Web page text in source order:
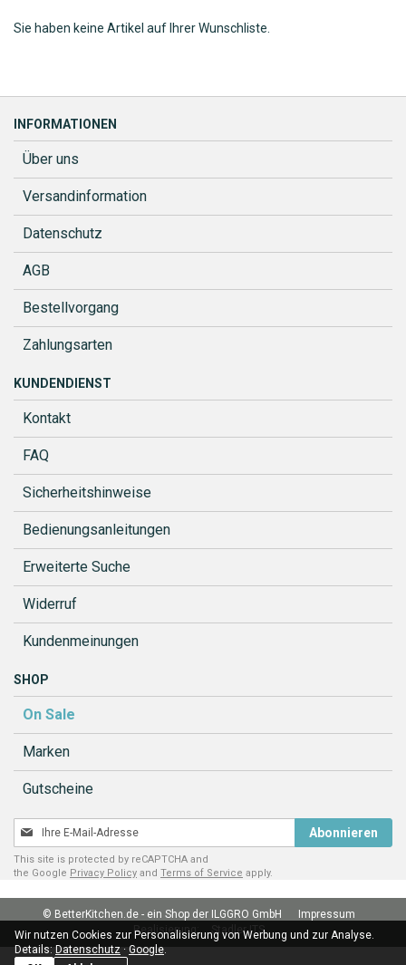
Sie haben keine Artikel auf Ihrer Wunschliste.
INFORMATIONEN
Über uns
Versandinformation
Datenschutz
AGB
Bestellvorgang
Zahlungsarten
KUNDENDIENST
Kontakt
FAQ
Sicherheitshinweise
Bedienungsanleitungen
Erweiterte Suche
Widerruf
Kundenmeinungen
SHOP
On Sale
Marken
Gutscheine
Melden
Sie
sich
für
unseren
Newsletter
an:
Abonnieren
This site is protected by reCAPTCHA and
the Google Privacy Policy and Terms of Service apply.
Wir nutzen Cookies zur Personalisierung von Werbung und zur Analyse.
Details: Datenschutz · Google.
© BetterKitchen.de - ein Shop der ILGGRO GmbH
Impressum
Realisierung:
Stadler ITS